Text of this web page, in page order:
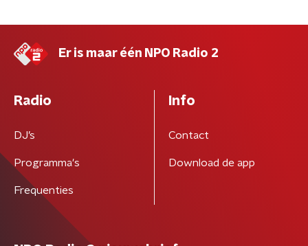
Er is maar één NPO Radio 2
Radio
DJ’s
Programma's
Frequenties
Info
Contact
Download de app